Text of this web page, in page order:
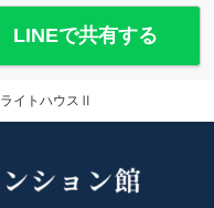
LINEで共有する
ライトハウスⅡ